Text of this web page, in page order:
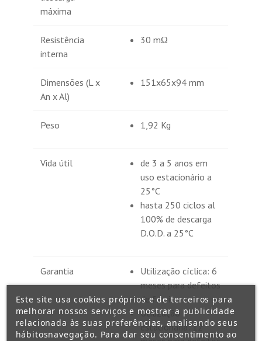
máxima
Resistência
interna
30 mΩ
Dimensões (L x
An x Al)
151x65x94 mm
Peso 1,92 Kg
Vida útil
de 3 a 5 anos em
uso estacionário a
25°C
hasta 250 ciclos al
100% de descarga
D.O.D. a 25°C
Garantia
Utilização cíclica: 6
meses para defeitos
de fabrico
Utilização
estacionária: 12
Este site usa cookies próprios e de terceiros para
melhorar nossos serviços e mostrar a publicidade
relacionada às suas preferências, analisando seus
hábitosnavegação. Para dar seu consentimento ao